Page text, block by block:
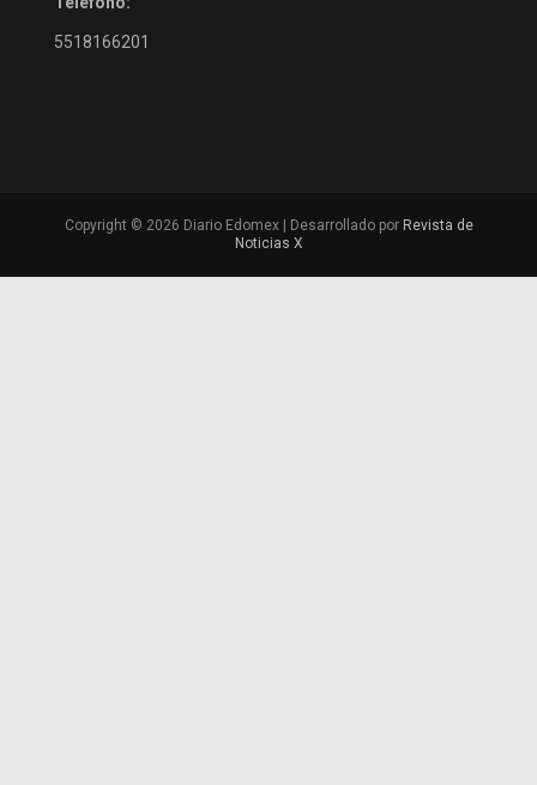
5518166201
Copyright © 2026 Diario Edomex | Desarrollado por Revista de
Noticias X